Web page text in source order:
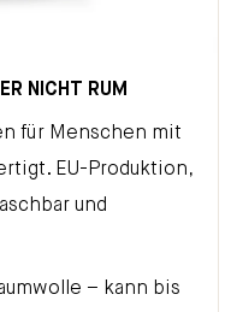
NICHT RUM
für Menschen mit
EU-Produktion,
und
– kann bis